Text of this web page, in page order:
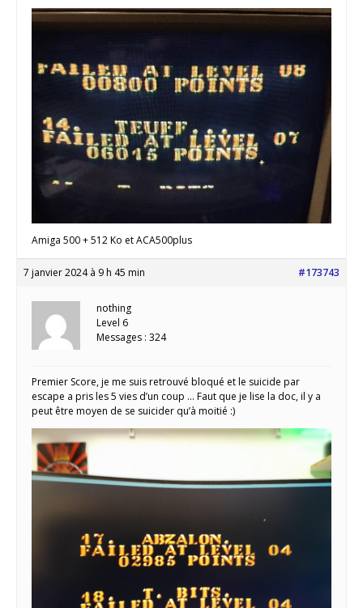
Amiga 500 + 512 Ko et ACA500plus
7 janvier 2024 à 9 h 45 min #173743
nothing
Level 6
Messages : 324
Premier Score, je me suis retrouvé bloqué et le suicide par
escape a pris les 5 vies d’un coup … Faut que je lise la doc, il y a
peut être moyen de se suicider qu’à moitié :)